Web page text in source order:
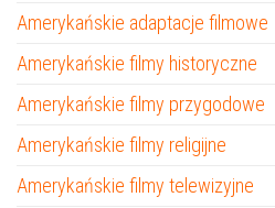
Amerykańskie adaptacje filmowe
Amerykańskie filmy historyczne
Amerykańskie filmy przygodowe
Amerykańskie filmy religijne
Amerykańskie filmy telewizyjne